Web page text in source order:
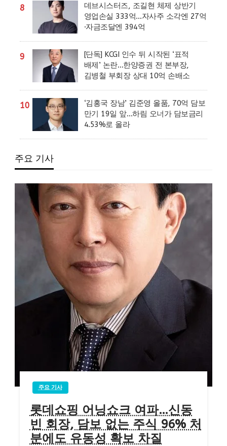
8
데브시스터즈, 조길현 체제 상반기
영업손실 333억…자사주 소각엔 27억
·자금조달엔 394억
9
[단독] KCGI 인수 뒤 시작된 ‘표적
배제’ 논란…한양증권 전 본부장,
김병철 부회장 상대 10억 손배소
10
‘김홍국 장남’ 김준영 올품, 70억 담보
만기 19일 앞…하림 오너가 담보금리
4.53%로 올라
주요 기사
주요 기사
롯데쇼핑 어닝쇼크 여파…신동
빈 회장, 담보 없는 주식 96% 처
분에도 유동성 확보 차질